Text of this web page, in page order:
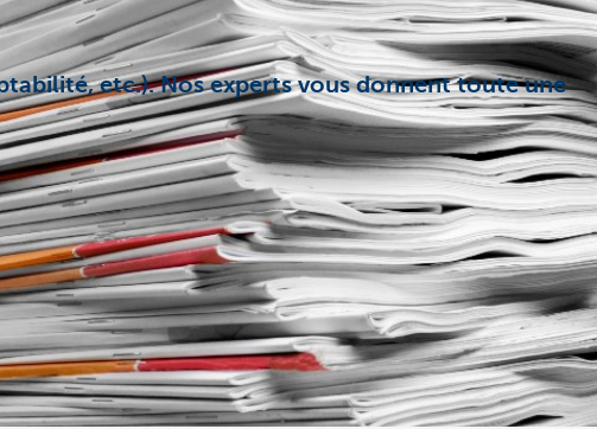
etc.). Nos experts vous donnent toute une